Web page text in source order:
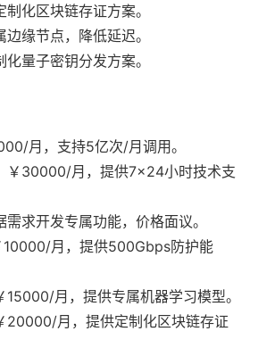
制化区块链存证方案。
边缘节点，降低延迟。
化量子密钥分发方案。
月，支持5亿次/月调用。
￥30000/月，提供7×24小时技术支
需求开发专属功能，价格面议。
10000/月，提供500Gbps防护能
15000/月，提供专属机器学习模型。
20000/月，提供定制化区块链存证